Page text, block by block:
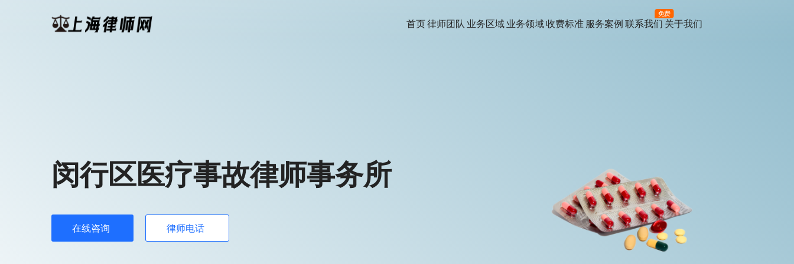
首页律师团队 业务区域 业务领域收费标准 服务案例 联系我们
免费
关于我们
闵行区医疗事故律师事务所
在线咨询 律师电话